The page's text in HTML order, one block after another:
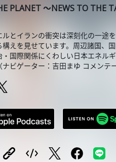
PLANET ～NEWS TO THE
ルとイランの衝突は深刻化の一途
構えを見せています。周辺諸国、
・国際関係にくわしい日本エネル
ナビゲーター：吉田まゆ コメンテ